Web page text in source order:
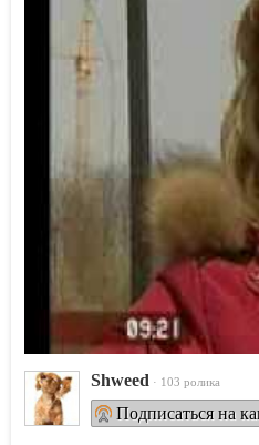
Shweed · 103 ролика
Подписаться на